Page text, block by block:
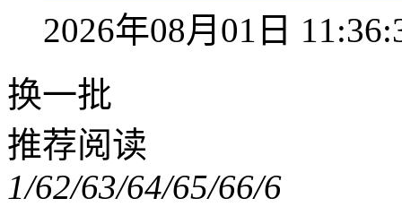
2026年08月01日
换一批
推荐阅读
1/62/63/64/65/66/6